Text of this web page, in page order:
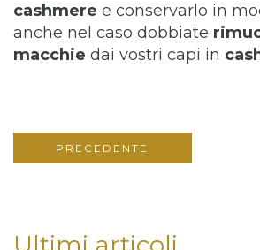
cashmere e conservarlo in
anche nel caso dobbiate
macchie dai vostri capi in
PRECEDENTE